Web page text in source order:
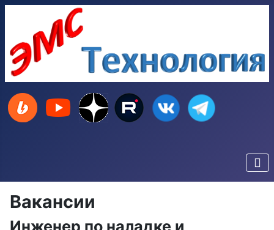
Вакансии
Инженер по наладке и